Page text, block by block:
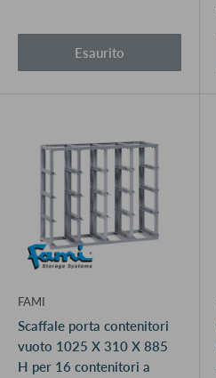
Esaurito
FAMI
Scaffale porta contenitori
vuoto 1025 X 310 X 885
H per 16 contenitori a